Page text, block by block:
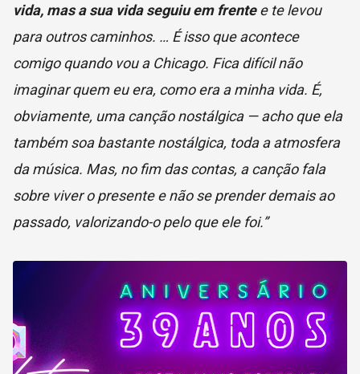
vida, mas a sua vida seguiu em frentee te levou
para outros caminhos. … É isso que acontece
comigo quando vou a Chicago. Fica difícil não
imaginar quem eu era, como era a minha vida. É,
obviamente, uma canção nostálgica — acho que ela
também soa bastante nostálgica, toda a atmosfera
da música. Mas, no fim das contas, a canção fala
sobre viver o presente e não se prender demais ao
passado, valorizando-o pelo que ele foi.”